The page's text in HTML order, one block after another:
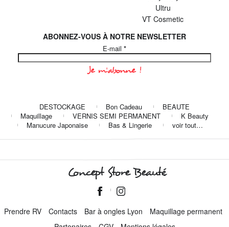
Ultru
VT Cosmetic
ABONNEZ-VOUS À NOTRE NEWSLETTER
E-mail *
DESTOCKAGE Bon Cadeau
BEAUTE
Maquillage
VERNIS SEMI PERMANENT
K Beauty
Manucure Japonaise
Bas & Lingerie voir tout…
Concept Store Beauté
Prendre RV Contacts Bar à ongles Lyon
Maquillage permanent